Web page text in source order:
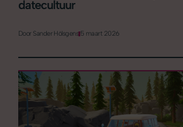
datecultuur
Door Sander Hölsgens 5 maart 2026